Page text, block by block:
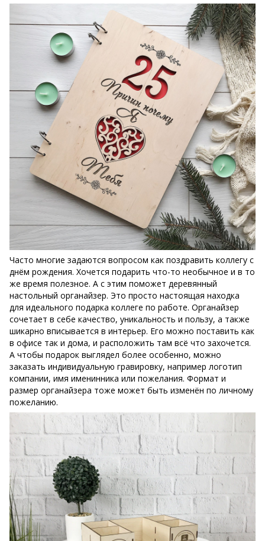
Часто многие задаются вопросом как поздравить коллегу с
днём рождения. Хочется подарить что-то необычное и в то
же время полезное. А с этим поможет деревянный
настольный органайзер. Это просто настоящая находка
для идеального подарка коллеге по работе. Органайзер
сочетает в себе качество, уникальность и пользу, а также
шикарно вписывается в интерьер. Его можно поставить как
в офисе так и дома, и расположить там всё что захочется.
А чтобы подарок выглядел более особенно, можно
заказать индивидуальную гравировку, например логотип
компании, имя именинника или пожелания. Формат и
размер органайзера тоже может быть изменён по личному
пожеланию.